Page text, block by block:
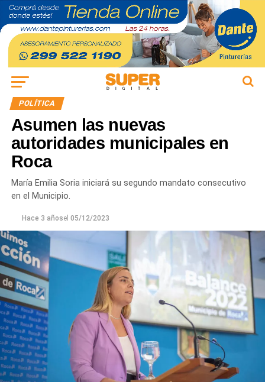
POLÍTICA
Asumen las nuevas
autoridades municipales en
Roca
María Emilia Soria iniciará su segundo mandato consecutivo
en el Municipio.
Hace 3 añosel 05/12/2023